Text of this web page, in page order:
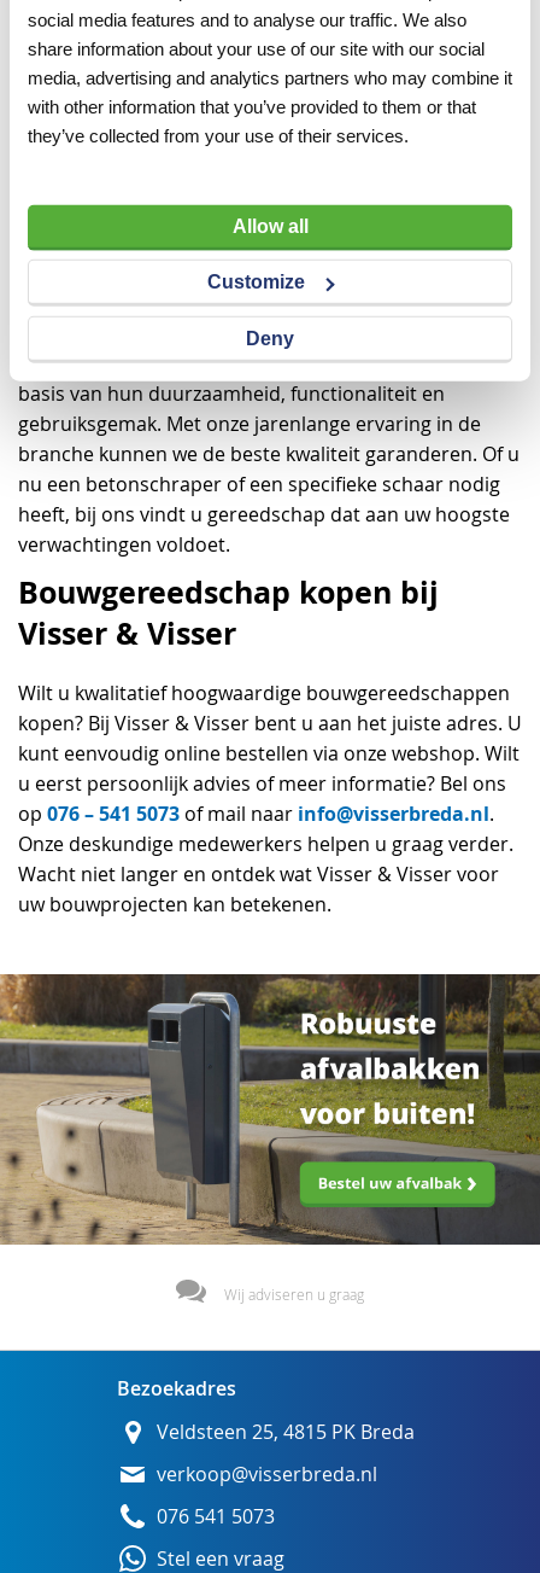
social media features and to analyse our traffic. We also
share information about your use of our site with our social
media, advertising and analytics partners who may combine it
with other information that you’ve provided to them or that
they’ve collected from your use of their services.
Allow all
Customize
Deny
handgereedschappen tot geavanceerde elektrische
apparatuur. Wat u ook gaatbouwen: wij hebben het
juiste gereedschap voor u. Onze experts staan klaar
om u te adviseren en ervoor te zorgen dat u het
perfecte gereedschap voor uw bouwproject vindt.
bouwgereedschappen bij Visser &
Visser
Kwaliteit staat bij Visser & Visser voorop. Onze
bouwgereedschappen zijn zorgvuldig geselecteerd op
basis van hun duurzaamheid, functionaliteit en
gebruiksgemak. Met onze jarenlange ervaring in de
branche kunnen we de beste kwaliteit garanderen. Of u
nu een betonschraper of een specifieke schaar nodig
heeft, bij ons vindt u gereedschap dat aan uw hoogste
verwachtingen voldoet.
Bouwgereedschap kopen bij
Visser & Visser
Wilt u kwalitatief hoogwaardige bouwgereedschappen
kopen? Bij Visser & Visser bent u aan het juiste adres. U
kunt eenvoudig online bestellen via onze webshop. Wilt
u eerst persoonlijk advies of meer informatie? Bel ons
op 076 – 541 5073 of mail naar info@visserbreda.nl.
Onze deskundige medewerkers helpen u graag verder.
Wacht niet langer en ontdek wat Visser & Visser voor
uw bouwprojecten kan betekenen.
Wij adviseren u graag
Bezoekadres
Veldsteen 25, 4815 PK Breda
verkoop@visserbreda.nl
076 541 5073
Stel een vraag